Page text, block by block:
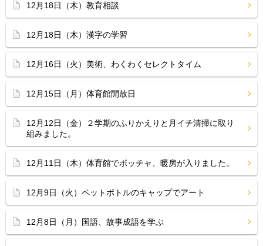
12月18日（木）教育相談
12月18日（木）漢字の学習
12月16日（火）美術、わくわくセレクトタイム
12月15日（月）体育館開放日
12月12日（金）２学期のふりかえりと月イチ清掃に取り
組みました。
12月11日（木）体育館でボッチャ、暖房が入りました。
12月9日（火）ペットボトルのキャップでアート
12月8日（月）国語、故事成語を学ぶ